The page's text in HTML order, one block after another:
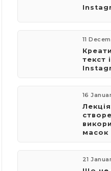
11
текст
16
масок
21